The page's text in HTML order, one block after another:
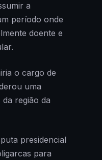
a
período onde
doente e
o cargo de
uma
região da
presidencial
para